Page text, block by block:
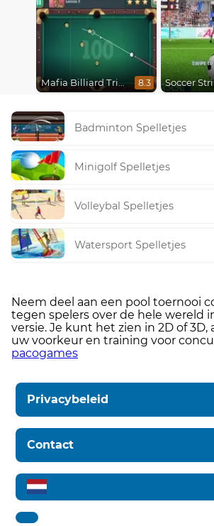
Mafia Billiard Tricks 8.3 Soccer
Badminton Spelletjes
Minigolf Spelletjes
Volleybal Spelletjes
Watersport Spelletjes
Neem deel aan een pool toernooi
tegen spelers over de hele wereld
versie. Je kunt het zien in 2D of 3D,
uw voorkeur en training voor
pacogames
Privacybeleid
Contact